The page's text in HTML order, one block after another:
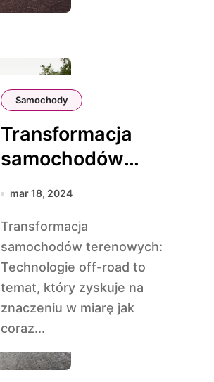
Samochody
Transformacja
samochodów
terenowych:
road
mar 18, 2024
Transformacja
samochodów terenowych:
Technologie off-road to
temat, który zyskuje na
znaczeniu w miarę jak
coraz...